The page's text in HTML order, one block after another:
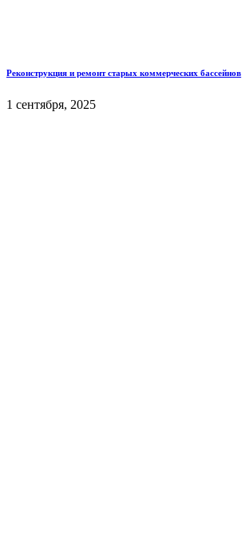
Реконструкция и ремонт старых коммерческих бассейнов
1 сентября, 2025